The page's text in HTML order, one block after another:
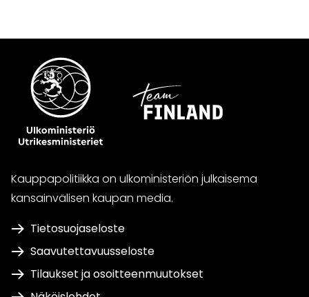
Kauppapolitiikka on ulkoministeriön julkaisema
kansainvälisen kaupan media.
Tietosuojaseloste
Saavutettavuusseloste
Tilaukset ja osoitteenmuutokset